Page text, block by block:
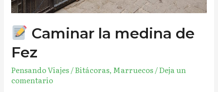
Caminar la medina de
Fez
Pensando Viajes/Bitácoras, Marruecos/Deja un
comentario